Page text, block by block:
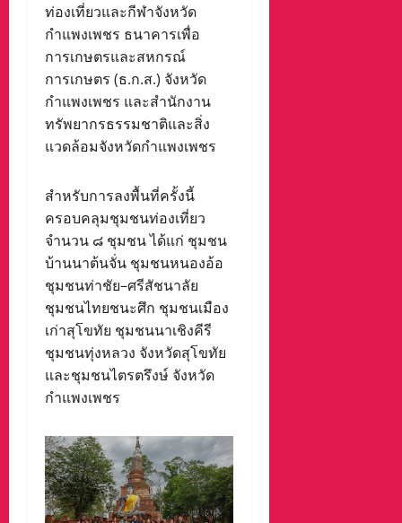
ท่องเที่ยวและกีฬาจังหวัด
กำแพงเพชร ธนาคารเพื่อ
การเกษตรและสหกรณ์
การเกษตร (ธ.ก.ส.) จังหวัด
กำแพงเพชร และสำนักงาน
ทรัพยากรธรรมชาติและสิ่ง
แวดล้อมจังหวัดกำแพงเพชร
สำหรับการลงพื้นที่ครั้งนี้
ครอบคลุมชุมชนท่องเที่ยว
จำนวน ๘ ชุมชน ได้แก่ ชุมชน
บ้านนาต้นจั่น ชุมชนหนองอ้อ
ชุมชนท่าชัย–ศรีสัชนาลัย
ชุมชนไทยชนะศึก ชุมชนเมือง
เก่าสุโขทัย ชุมชนนาเชิงคีรี
ชุมชนทุ่งหลวง จังหวัดสุโขทัย
และชุมชนไตรตรึงษ์ จังหวัด
กำแพงเพชร